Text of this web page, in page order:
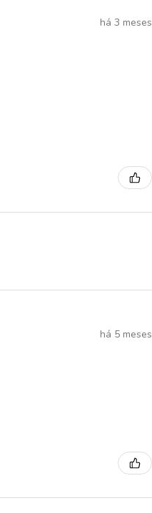
há 3 meses
há 5 meses